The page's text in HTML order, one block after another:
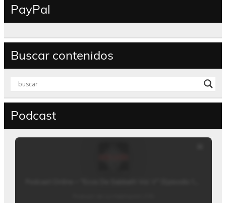
PayPal
Buscar contenidos
Podcast